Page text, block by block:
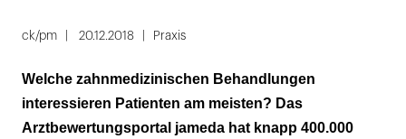
ck/pm 20.12.2018 Praxis
Welche zahnmedizinischen Behandlungen
interessieren Patienten am meisten? Das
Arztbewertungsportal jameda hat knapp 400.000